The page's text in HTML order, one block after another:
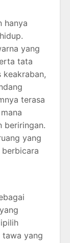
hanya
yang
tata
keakraban,
terasa
beriringan.
yang
tawa yang